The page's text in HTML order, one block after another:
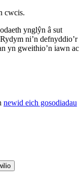
cwcis.
ynglŷn â sut
ni’n defnyddio’r
yn gweithio’n iawn ac
newid eich gosodiadau